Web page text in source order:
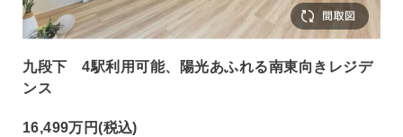
九段下 4駅利用可能、陽光あふれる南東向きレジデ
ンス
16,499万円(税込)